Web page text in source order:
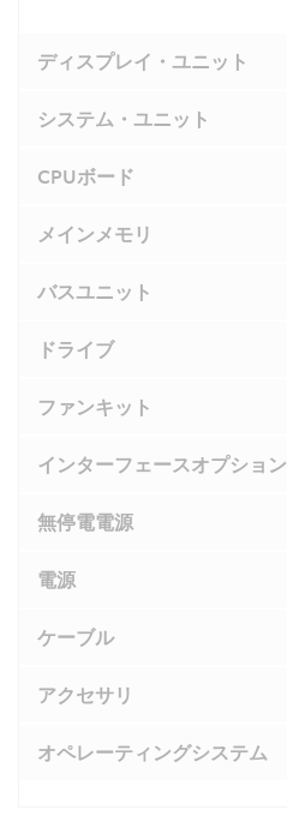
ディスプレイ・ユニット
システム・ユニット
CPUボード
メインメモリ
バスユニット
ドライブ
ファンキット
インターフェースオプション
無停電電源
電源
ケーブル
アクセサリ
オペレーティングシステム